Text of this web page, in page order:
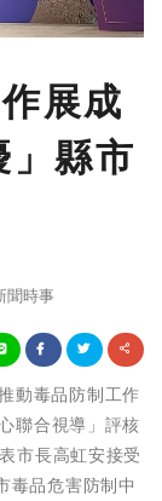
展成
縣市
聞時事
動毒品防制工作
聯合視導」評核
市長高虹安接受
毒品危害防制中